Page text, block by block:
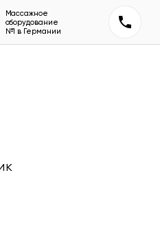
Массажное
оборудование
№1 в Германии